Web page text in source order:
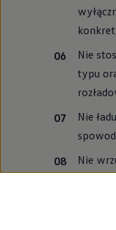
Nie
typu
Nie
Nie